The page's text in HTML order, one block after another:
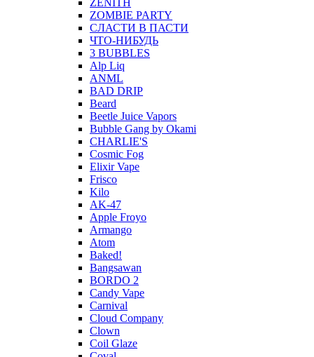
ZOMBIE PARTY
СЛАСТИ В ПАСТИ
ЧТО-НИБУДЬ
3 BUBBLES
Alp Liq
ANML
BAD DRIP
Beard
Beetle Juice Vapors
Bubble Gang by Okami
CHARLIE'S
Cosmic Fog
Elixir Vape
Frisco
Kilo
AK-47
Apple Froyo
Armango
Atom
Baked!
Bangsawan
BORDO 2
Candy Vape
Carnival
Cloud Company
Clown
Coil Glaze